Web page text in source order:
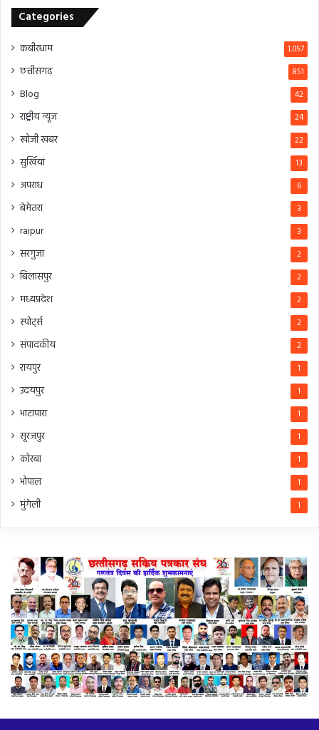
Categories
कबीरधाम 1,057
छत्तीसगढ़ 851
Blog 42
राष्ट्रीय न्यूज 24
खोजी खबर 22
सुर्खियां 13
अपराध 6
बेमेतरा 3
raipur 3
सरगुजा 2
बिलासपुर 2
मध्यप्रदेश 2
स्पोर्ट्स 2
संपादकीय 2
रायपुर 1
उदयपुर 1
भाटापारा 1
सूरजपुर 1
कोरबा 1
भोपाल 1
मुंगेली 1